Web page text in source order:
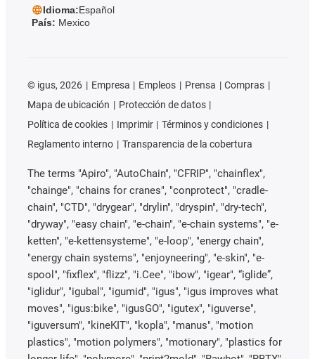
Idioma:Español
País: Mexico
© igus, 2026 Empresa Empleos Prensa
Compras
Mapa de ubicación
Protección de datos
Política de cookies
Imprimir
Términos y condiciones
Reglamento interno
Transparencia de la cobertura
The terms "Apiro", "AutoChain", "CFRIP", "chainflex",
"chainge", "chains for cranes", "conprotect", "cradle-
chain", "CTD", "drygear", "drylin", "dryspin", "dry-tech",
"dryway", "easy chain", "e-chain", "e-chain systems", "e-
ketten", "e-kettensysteme", "e-loop", "energy chain",
"energy chain systems", "enjoyneering", "e-skin", "e-
spool", "fixflex", "flizz", "i.Cee", "ibow", "igear", “iglide”,
"iglidur", "igubal", "igumid", "igus", "igus improves what
moves", "igus:bike", "igusGO", "igutex", "iguverse",
"iguversum", "kineKIT", "kopla", "manus", "motion
plastics", "motion polymers", "motionary", "plastics for